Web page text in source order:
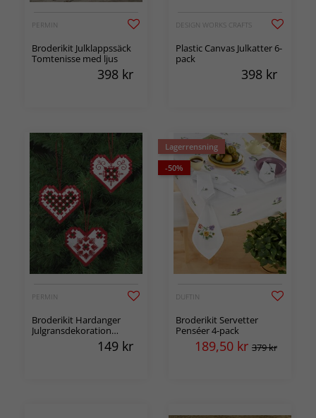
PERMIN
Broderikit Julklappssäck
Tomtenisse med ljus
398 kr
DESIGN WORKS CRAFTS
Plastic Canvas Julkatter 6-
pack
398 kr
PERMIN
Broderikit Hardanger
Julgransdekoration
149 kr
Lagerrensning
-50%
DUFTIN
Broderikit Servetter
Penséer 4-pack
189,50 kr 379 kr